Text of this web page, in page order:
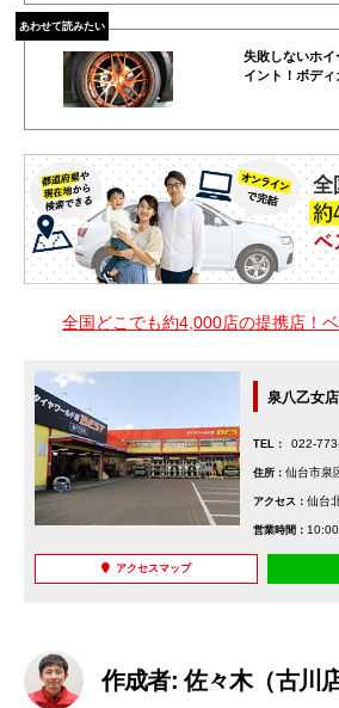
あわせて読みたい
失敗しないホ
イント！ボデ
全国どこでも約4,000店の提携店！
泉八乙女店
TEL： 022-
住所：仙台市泉
アクセス：仙台
営業時間：
アクセスマップ
作成者: 佐々木（古川